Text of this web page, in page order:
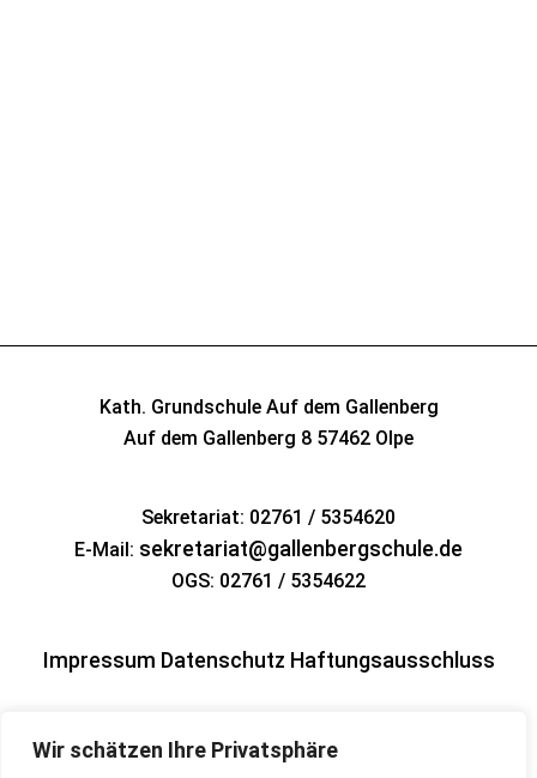
Wir schätzen Ihre Privatsphäre
Kath. Grundschule Auf dem Gallenberg
Auf dem Gallenberg 8 57462 Olpe
Sekretariat: 02761 / 5354620
E-Mail: sekretariat@gallenbergschule.de
OGS: 02761 / 5354622
Impressum Datenschutz Haftungsausschluss